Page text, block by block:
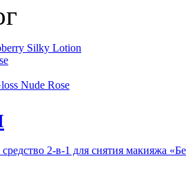
Silky Lotion
Nude Rose
2-в-1 для снятия макияжа